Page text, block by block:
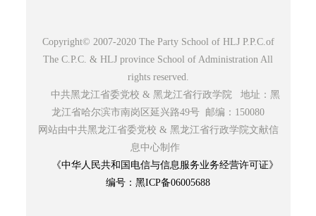
Copyright© 2007-2020 The Party School of HLJ P.P.C.of
The C.P.C. & HLJ province School of Administration All
rights reserved.
中共黑龙江省委党校 & 黑龙江省行政学院 地址：黑
龙江省哈尔滨市南岗区延兴路49号 邮编：150080
网站由中共黑龙江省委党校 & 黑龙江省行政学院文献信
息中心制作
《中华人民共和国电信与信息服务业务经营许可证》
编号：黑ICP备06005688